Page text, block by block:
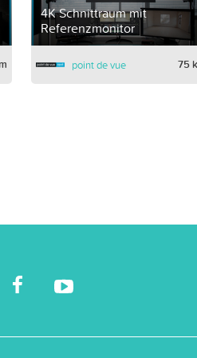
4K Schnittraum mit
Referenzmonitor
point de vue 75